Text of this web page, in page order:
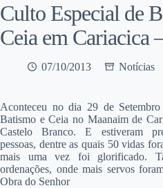
Culto Especial de
Ceia em Cariacica
07/10/2013 Notícias
Aconteceu no dia 29 de
Batismo e Ceia no Maanaim de
Castelo Branco. E estiveram
pessoas, dentre as quais 50 vidas
mais uma vez foi glorificado.
ordenações, onde mais servos
Obra do Senhor